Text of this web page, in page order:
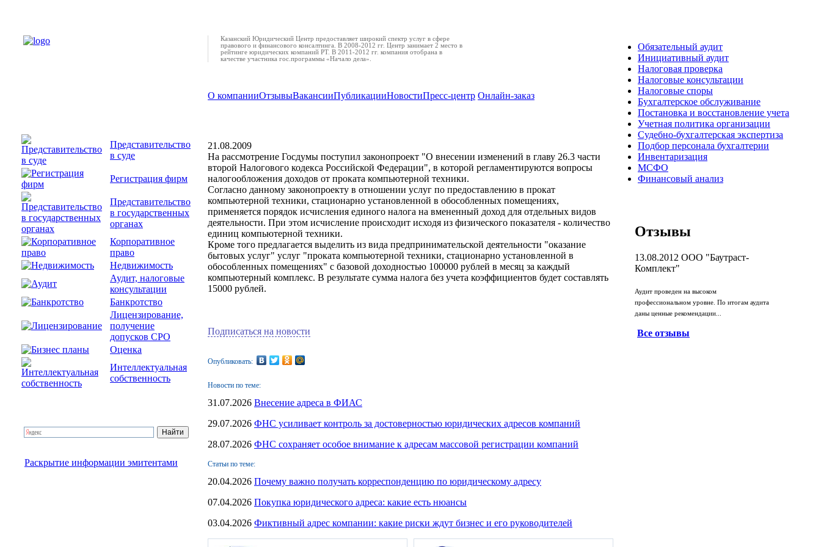
Представительство
в суде
Регистрация фирм
Представительство
в государственных
органах
Корпоративное
право
Недвижимость
Аудит, налоговые
консультации
Банкротство
Лицензирование,
получение
допусков СРО
Оценка
Интеллектуальная
собственность
Раскрытие информации эмитентами
Казанский Юридический Центр предоставляет широкий спектр услуг в сфере
правового и финансового консалтинга. В 2008-2012 гг. Центр занимает 2 место в
рейтинге юридических компаний РТ. В 2011-2012 гг. компания отобрана в
качестве участника гос.программы «Начало дела».
О компанииОтзывыВакансииПубликацииНовостиПресс-центр Онлайн-заказ
21.08.2009
На рассмотрение Госдумы поступил законопроект "О внесении изменений в главу 26.3 части
второй Налогового кодекса Российской Федерации", в которой регламентируются вопросы
налогообложения доходов от проката компьютерной техники.
Согласно данному законопроекту в отношении услуг по предоставлению в прокат
компьютерной техники, стационарно установленной в обособленных помещениях,
применяется порядок исчисления единого налога на вмененный доход для отдельных видов
деятельности. При этом исчисление происходит исходя из физического показателя - количество
единиц компьютерной техники.
Кроме того предлагается выделить из вида предпринимательской деятельности "оказание
бытовых услуг" услуг "проката компьютерной техники, стационарно установленной в
обособленных помещениях" с базовой доходностью 100000 рублей в месяц за каждый
компьютерный комплекс. В результате сумма налога без учета коэффициентов будет составлять
15000 рублей.
Подписаться на новости
Опубликовать:
Новости по теме:
31.07.2026 Внесение адреса в ФИАС
29.07.2026 ФНС усиливает контроль за достоверностью юридических адресов компаний
28.07.2026 ФНС сохраняет особое внимание к адресам массовой регистрации компаний
Статьи по теме:
20.04.2026 Почему важно получать корреспонденцию по юридическому адресу
07.04.2026 Покупка юридического адреса: какие есть нюансы
03.04.2026 Фиктивный адрес компании: какие риски ждут бизнес и его руководителей
Обязательный аудит
Инициативный аудит
Налоговая проверка
Налоговые консультации
Налоговые споры
Бухгалтерское обслуживание
Постановка и восстановление учета
Учетная политика организации
Судебно-бухгалтерская экспертиза
Подбор персонала бухгалтерии
Инвентаризация
МСФО
Финансовый анализ
Отзывы
13.08.2012 ООО "Баутраст-
Комплект"
Аудит проведен на высоком
профессиональном уровне. По итогам аудита
даны ценные рекомендации...
Все отзывы